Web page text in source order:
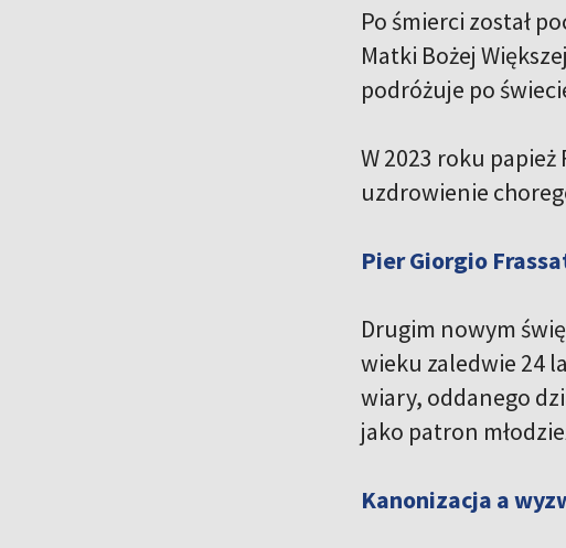
Po śmierci został
Matki Bożej
podróżuje po
W 2023 roku
uzdrowienie
Pier Giorgio
Drugim nowym
wieku zaledwie 24
wiary, oddanego
jako patron
Kanonizacja a